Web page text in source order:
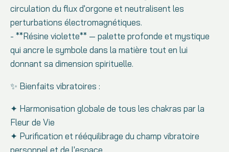
circulation du flux d'orgone et neutralisent les
perturbations électromagnétiques.
- **Résine violette** — palette profonde et mystique
qui ancre le symbole dans la matière tout en lui
donnant sa dimension spirituelle.
✨ Bienfaits vibratoires :
✦ Harmonisation globale de tous les chakras par la
Fleur de Vie
✦ Purification et rééquilibrage du champ vibratoire
personnel et de l'espace